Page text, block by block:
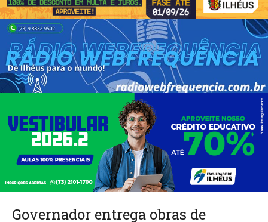
Governador entrega obras de